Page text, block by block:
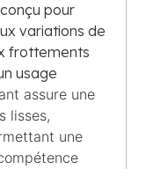
pour
variations de
frottements
usage
assure une
lisses,
une